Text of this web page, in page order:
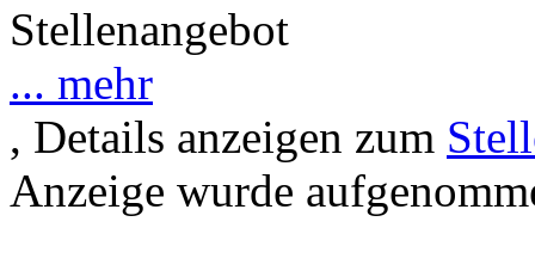
Stellenangebot
... mehr
, Details anzeigen zum
Anzeige wurde